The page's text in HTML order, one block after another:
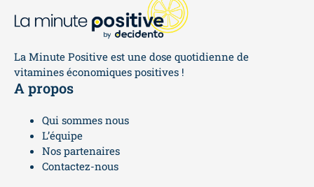
La Minute Positive est une dose quotidienne de
vitamines économiques positives !
A propos
Qui sommes nous
L’équipe
Nos partenaires
Contactez-nous